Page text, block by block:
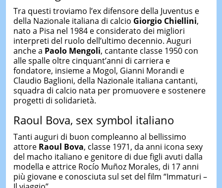
Tra questi troviamo l’ex difensore della Juventus e
della Nazionale italiana di calcio Giorgio Chiellini,
nato a Pisa nel 1984 e considerato dei migliori
interpreti del ruolo dell’ultimo decennio. Auguri
anche a Paolo Mengoli, cantante classe 1950 con
alle spalle oltre cinquant’anni di carriera e
fondatore, insieme a Mogol, Gianni Morandi e
Claudio Baglioni, della Nazionale italiana cantanti,
squadra di calcio nata per promuovere e sostenere
progetti di solidarietà.
Raoul Bova, sex symbol italiano
Tanti auguri di buon compleanno al bellissimo
attore Raoul Bova, classe 1971, da anni icona sexy
del macho italiano e genitore di due figli avuti dalla
modella e attrice Rocío Muñoz Morales, di 17 anni
più giovane e conosciuta sul set del film “Immaturi –